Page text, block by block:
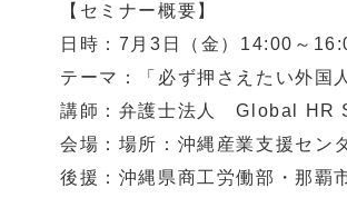
【セミナー概要】
日時：7月3日（金）14:00～
テーマ：「必ず押さえたい外国
講師：弁護士法人 Global HR
会場：場所：沖縄産業支援セン
後援：沖縄県商工労働部・那覇